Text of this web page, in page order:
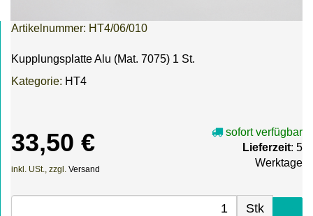
Artikelnummer: HT4/06/010
Kupplungsplatte Alu (Mat. 7075) 1 St.
Kategorie: HT4
33,50 €
inkl. USt., zzgl. Versand
sofort verfügbar
Lieferzeit: 5
Werktage
Stk